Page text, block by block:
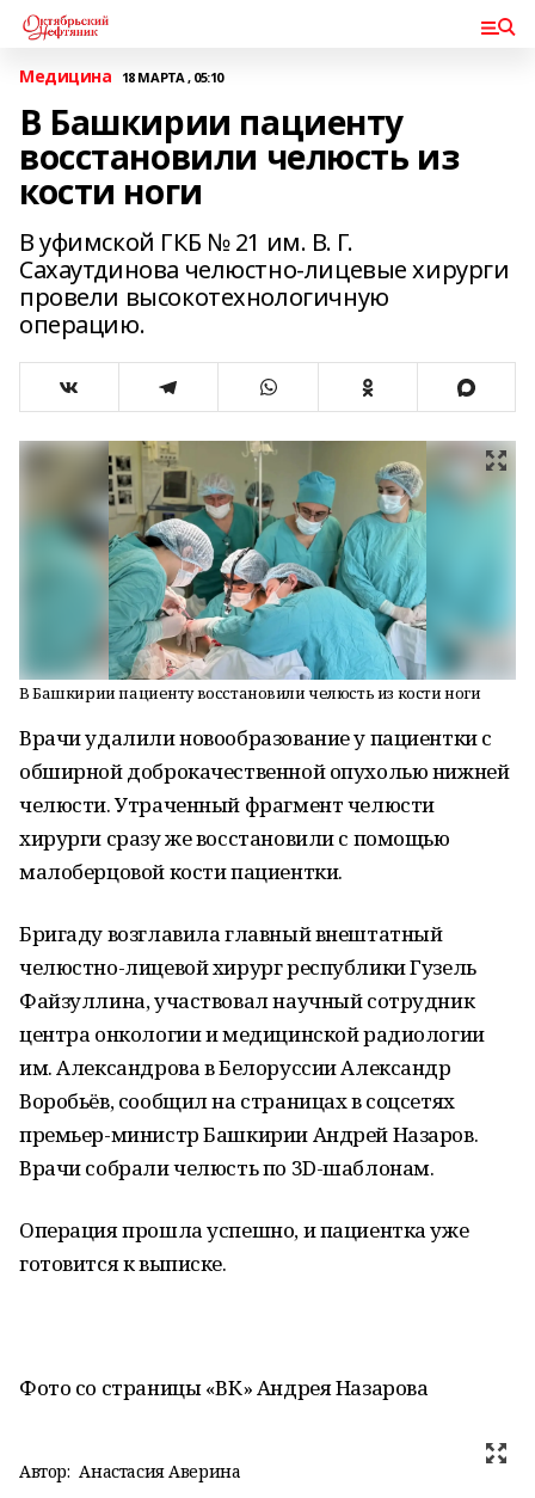
Медицина 18 МАРТА , 05:10
В Башкирии пациенту
восстановили челюсть из
кости ноги
В уфимской ГКБ № 21 им. В. Г.
Сахаутдинова челюстно-лицевые хирурги
провели высокотехнологичную
операцию.
В Башкирии пациенту восстановили челюсть из кости ноги
Врачи удалили новообразование у пациентки с
обширной доброкачественной опухолью нижней
челюсти. Утраченный фрагмент челюсти
хирурги сразу же восстановили с помощью
малоберцовой кости пациентки.
Бригаду возглавила главный внештатный
челюстно-лицевой хирург республики Гузель
Файзуллина, участвовал научный сотрудник
центра онкологии и медицинской радиологии
им. Александрова в Белоруссии Александр
Воробьёв, сообщил на страницах в соцсетях
премьер-министр Башкирии Андрей Назаров.
Врачи собрали челюсть по 3D-шаблонам.
Операция прошла успешно, и пациентка уже
готовится к выписке.
Фото со страницы «ВК» Андрея Назарова
Автор: Анастасия Аверина